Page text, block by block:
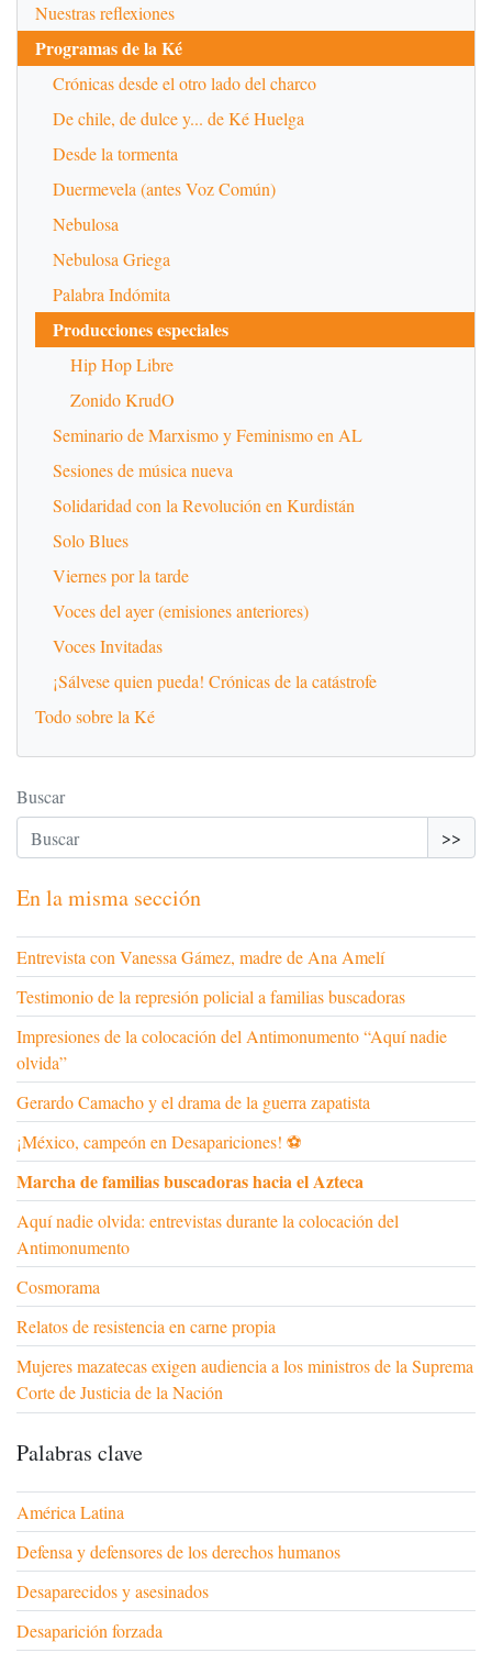
Nuestras reflexiones
Programas de la Ké
Crónicas desde el otro lado del charco
De chile, de dulce y... de Ké Huelga
Desde la tormenta
Duermevela (antes Voz Común)
Nebulosa
Nebulosa Griega
Palabra Indómita
Producciones especiales
Hip Hop Libre
Zonido KrudO
Seminario de Marxismo y Feminismo en AL
Sesiones de música nueva
Solidaridad con la Revolución en Kurdistán
Solo Blues
Viernes por la tarde
Voces del ayer (emisiones anteriores)
Voces Invitadas
¡Sálvese quien pueda! Crónicas de la catástrofe
Todo sobre la Ké
Buscar
>>
En la misma sección
Entrevista con Vanessa Gámez, madre de Ana Amelí
Testimonio de la represión policial a familias buscadoras
Impresiones de la colocación del Antimonumento “Aquí nadie
olvida”
Gerardo Camacho y el drama de la guerra zapatista
¡México, campeón en Desapariciones! ⚽
Marcha de familias buscadoras hacia el Azteca
Aquí nadie olvida: entrevistas durante la colocación del
Antimonumento
Cosmorama
Relatos de resistencia en carne propia
Mujeres mazatecas exigen audiencia a los ministros de la Suprema
Corte de Justicia de la Nación
Palabras clave
América Latina
Defensa y defensores de los derechos humanos
Desaparecidos y asesinados
Desaparición forzada